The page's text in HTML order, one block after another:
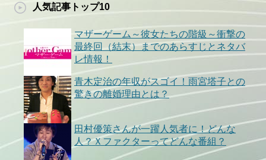
人気記事トップ10
マザーゲーム～彼女たちの階級～衝撃の
最終回（結末）までのあらすじとネタバ
レ情報！
青木定治の年収がスゴイ！雨宮塔子との
驚きの離婚理由とは？
田村優策さんが一躍人気者に！どんな
人？Ｘファクターってどんな番組？